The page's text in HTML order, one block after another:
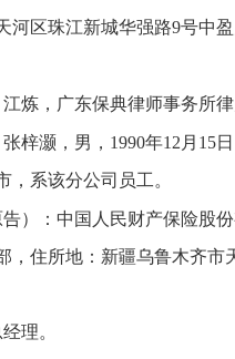
河区珠江新城华强路9号中
炼，广东保典律师事务所
梓灏，男，1990年12月15
，系该分公司员工。
）：中国人民财产保险股
，住所地：新疆乌鲁木齐市
理。